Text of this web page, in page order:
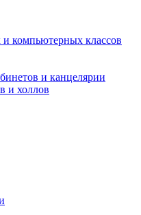
компьютерных классов
и канцелярии
и холлов